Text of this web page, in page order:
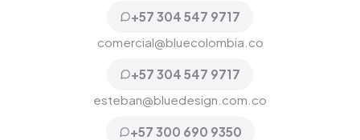
+57 304 547 9717
comercial@bluecolombia.co
+57 304 547 9717
esteban@bluedesign.com.co
+57 300 690 9350